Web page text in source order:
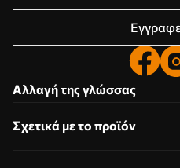
Αλλαγή της γλώσσας
Σχετικά με το προϊόν